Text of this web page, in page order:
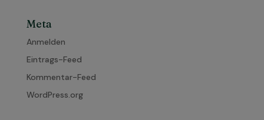
Meta
Anmelden
Eintrags-Feed
Kommentar-Feed
WordPress.org